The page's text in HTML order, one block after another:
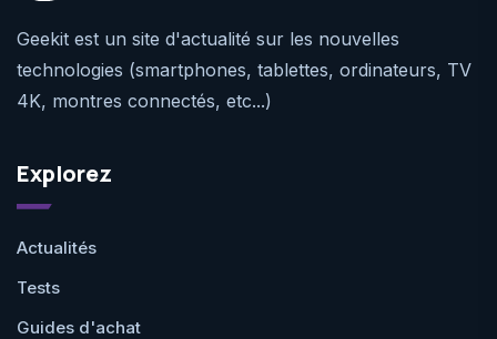
Geekit est un site d'actualité sur les nouvelles
technologies (smartphones, tablettes, ordinateurs, TV
4K, montres connectés, etc...)
Explorez
Actualités
Tests
Guides d'achat